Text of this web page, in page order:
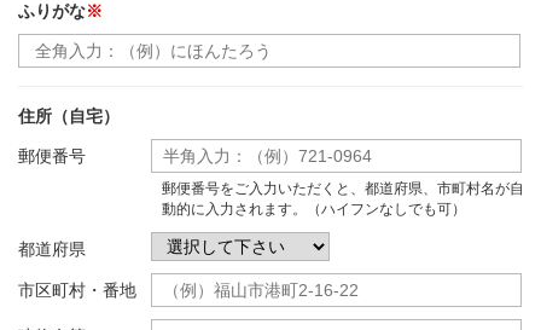
ふりがな※
住所（自宅）
郵便番号
郵便番号をご入力いただくと、都道府県、市町村名が自
動的に入力されます。（ハイフンなしでも可）
都道府県
市区町村・番地